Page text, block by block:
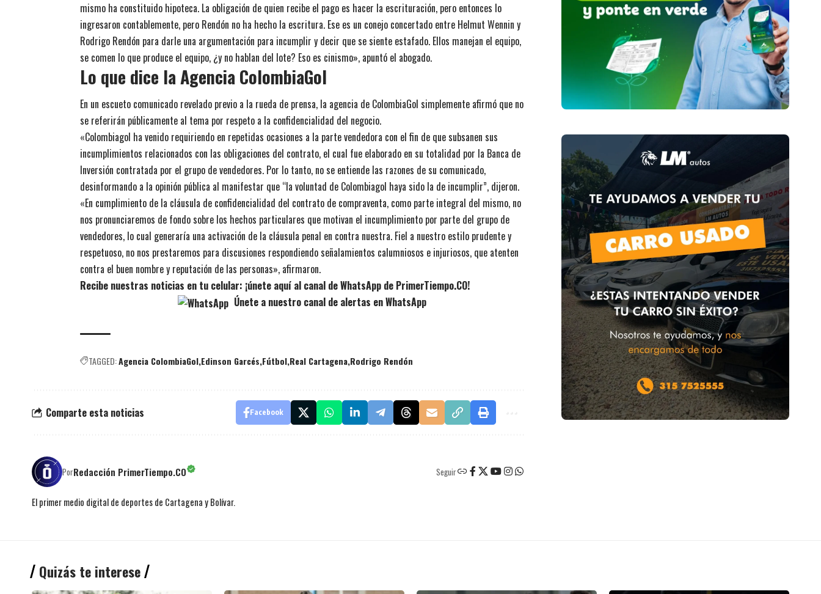
mismo ha constituido hipoteca. La obligación de quien recibe el pago es hacer la escrituración, pero entonces lo
ingresaron contablemente, pero Rendón no ha hecho la escritura. Ese es un conejo concertado entre Helmut Wennin y
Rodrigo Rendón para darle una argumentación para incumplir y decir que se siente estafado. Ellos manejan el equipo,
se comen lo que produce el equipo, ¿y no hablan del lote? Eso es cinismo», apuntó el abogado.
Lo que dice la Agencia ColombiaGol
En un escueto comunicado revelado previo a la rueda de prensa, la agencia de ColombiaGol simplemente afirmó que no
se referirán públicamente al tema por respeto a la confidencialidad del negocio.
«Colombiagol ha venido requiriendo en repetidas ocasiones a la parte vendedora con el fin de que subsanen sus
incumplimientos relacionados con las obligaciones del contrato, el cual fue elaborado en su totalidad por la Banca de
Inversión contratada por el grupo de vendedores. Por lo tanto, no se entiende las razones de su comunicado,
desinformando a la opinión pública al manifestar que “la voluntad de Colombiagol haya sido la de incumplir”, dijeron.
«En cumplimiento de la cláusula de confidencialidad del contrato de compraventa, como parte integral del mismo, no
nos pronunciaremos de fondo sobre los hechos particulares que motivan el incumplimiento por parte del grupo de
vendedores, lo cual generaría una activación de la cláusula penal en contra nuestra. Fiel a nuestro estilo prudente y
respetuoso, no nos prestaremos para discusiones respondiendo señalamientos calumniosos e injuriosos, que atenten
contra el buen nombre y reputación de las personas», afirmaron.
Recibe nuestras noticias en tu celular: ¡únete aquí al canal de WhatsApp de PrimerTiempo.CO!
Únete a nuestro canal de alertas en WhatsApp
TAGGED:Agencia ColombiaGol Edinson Garcés Fútbol Real Cartagena Rodrigo Rendón
Comparte esta noticias Facebook
PorRedacción PrimerTiempo.CO Seguir
El primer medio digital de deportes de Cartagena y Bolívar.
Quizás te interese